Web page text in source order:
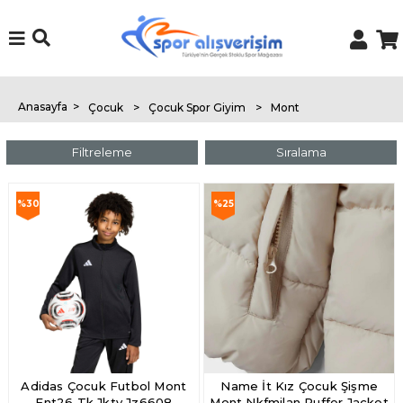
Anasayfa > Çocuk > Çocuk Spor Giyim > Mont
Filtreleme Sıralama
Adidas Çocuk Futbol Mont
%30
Name İt Kız Çocuk Şişme
%25
%25İndirim